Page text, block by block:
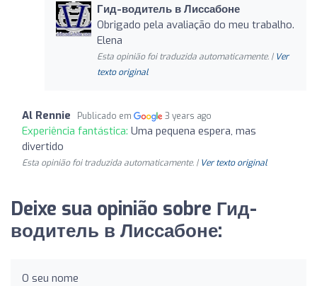
Гид-водитель в Лиссабоне
Obrigado pela avaliação do meu trabalho.
Elena
Esta opinião foi traduzida automaticamente. | Ver
texto original
Al Rennie Publicado em 3 years ago
Experiência fantástica: Uma pequena espera, mas
divertido
Esta opinião foi traduzida automaticamente. | Ver texto original
Deixe sua opinião sobre Гид-
водитель в Лиссабоне:
O seu nome